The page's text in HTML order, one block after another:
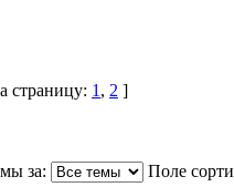
страницу: 1 , 2 ]
за: Поле